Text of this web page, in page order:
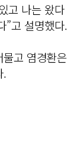
고 나는 왔다
”고 설명했다.
고 염경환은
.